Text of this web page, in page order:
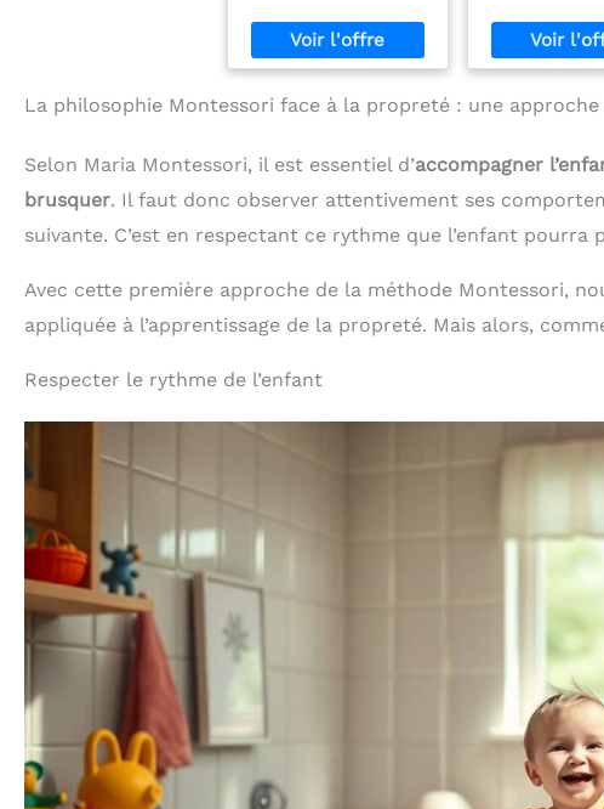
Apprendre à tracer,
écrire, lire,
compter, maths et
(XXL Cahier
La philosophie Montessori face à la propreté : une
Selon Maria Montessori, il est essentiel d’accompagner
brusquer. Il faut donc observer attentivement ses
suivante. C’est en respectant ce rythme que l’enfant
Avec cette première approche de la méthode Montessori,
appliquée à l’apprentissage de la propreté. Mais alors,
Respecter le rythme de l’enfant